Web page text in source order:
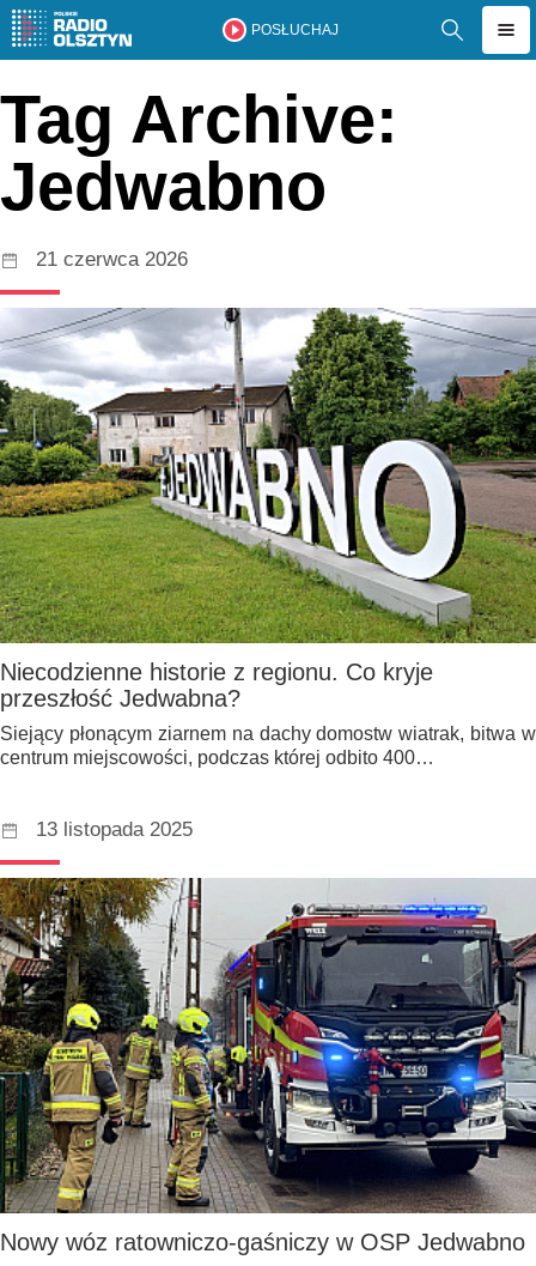
POSŁUCHAJ
Tag Archive:
Jedwabno
21 czerwca 2026
Niecodzienne historie z regionu. Co kryje
przeszłość Jedwabna?
Siejący płonącym ziarnem na dachy domostw wiatrak, bitwa w
centrum miejscowości, podczas której odbito 400…
13 listopada 2025
Nowy wóz ratowniczo-gaśniczy w OSP Jedwabno